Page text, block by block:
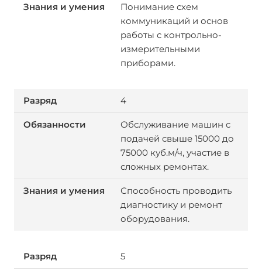
Понимание схем
коммуникаций и основ
работы с контрольно-
измерительными
приборами.
4
Обслуживание машин с
подачей свыше 15000 до
75000 куб.м/ч, участие в
сложных ремонтах.
Способность проводить
диагностику и ремонт
оборудования.
5